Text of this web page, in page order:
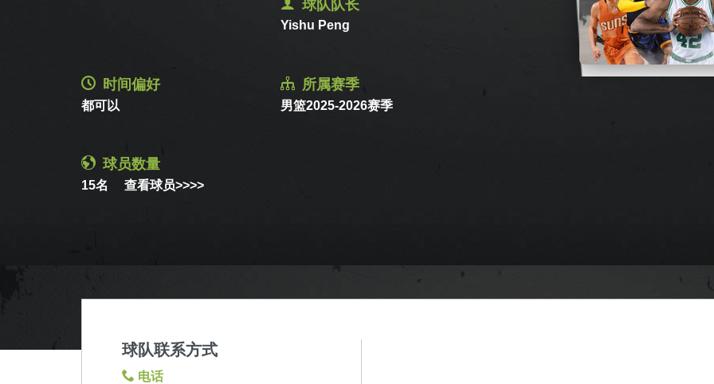
球队队长
Yishu Peng
时间偏好
都可以
所属赛季
男篮2025-2026赛季
球员数量
15名 查看球员>>>>
球队联系方式
电话